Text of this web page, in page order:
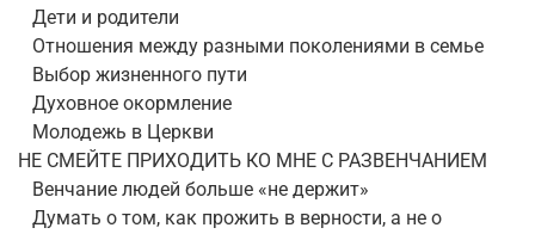
Дети и родители
Отношения между разными поколениями в семье
Выбор жизненного пути
Духовное окормление
Молодежь в Церкви
НЕ СМЕЙТЕ ПРИХОДИТЬ КО МНЕ С РАЗВЕНЧАНИЕМ
Венчание людей больше «не держит»
Думать о том, как прожить в верности, а не о